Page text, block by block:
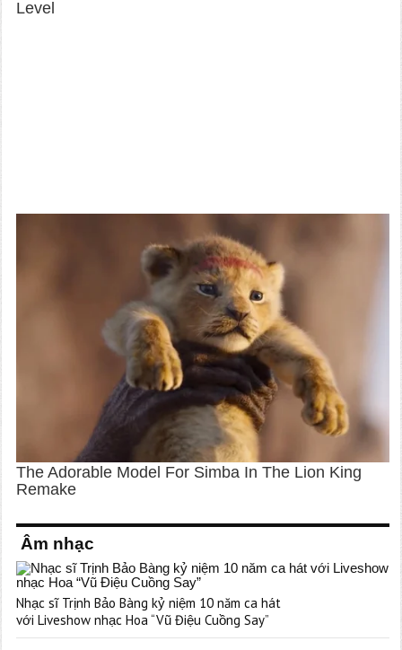
Âm nhạc
Nhạc sĩ Trịnh Bảo Bàng kỷ niệm 10 năm ca hát
với Liveshow nhạc Hoa “Vũ Điệu Cuồng Say”